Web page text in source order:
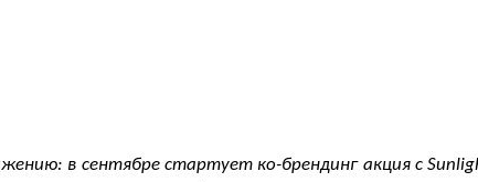
в сентябре стартует ко-брендинг акция с